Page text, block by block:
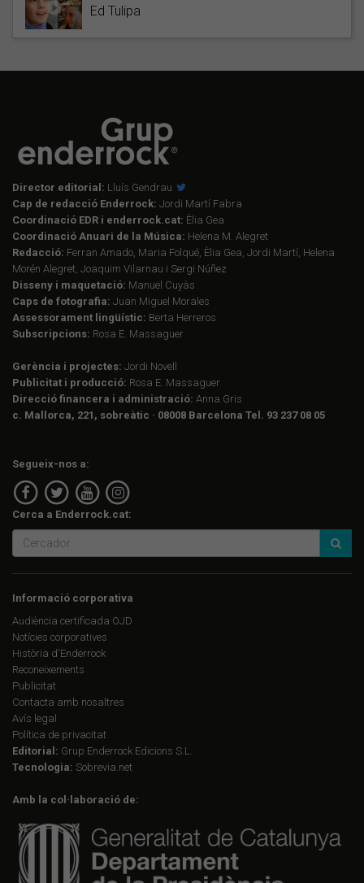
Ed Tulipa
Director editorial: Lluís Gendrau
Cap de redacció Enderrock: Jordi Martí Fabra
Coordinació EDR i enderrock.cat: Èlia Gea
Coordinació Anuari de la Música: Helena M. Alegret
Redacció: Ferran Amado, Maria Folqué, Èlia Gea, Jordi Martí, Helena
Morén Alegret, Joaquim Vilarnau i Sergi Núñez
Disseny i maquetació: Manuel Cuyàs
Caps de fotografia: Juan Miguel Morales
Assessorament lingüístic: Berta Herreros
Subscripcions: Rosa E. Massaguer
Gerència i projectes: Jordi Novell
Publicitat i producció: Rosa E. Massaguer
Direcció financera i administració: Anna Gris
c. Mallorca, 221, sobreàtic · 08008 Barcelona Tel. 93 237 08 05
Segueix-nos a:
Cerca a Enderrock.cat:
Informació corporativa
Audiència certificada OJD
Notícies corporatives
Història d'Enderrock
Reconeixements
Publicitat
Contacta amb nosaltres
Avís legal
Política de privacitat
Editorial: Grup Enderrock Edicions S.L.
Tecnologia: Sobrevia.net
Amb la col·laboració de: